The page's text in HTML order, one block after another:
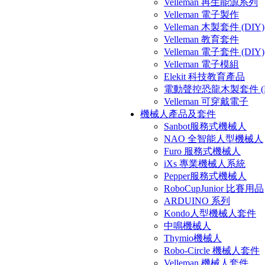
Velleman 電子製作
Velleman 木製套件 (DIY)
Velleman 教育套件
Velleman 電子套件 (DIY)
Velleman 電子模組
Elekit 科技教育產品
電動聲控恐龍木製套件
Velleman 可穿戴電子
機械人產品及套件
Sanbot服務式機械人
NAO 全智能人型機械人
Furo 服務式機械人
iXs 專業機械人系統
Pepper服務式機械人
RoboCupJunior 比賽用品
ARDUINO 系列
Kondo人型機械人套件
中鳴機械人
Thymio機械人
Robo-Circle 機械人套件
Velleman 機械人套件